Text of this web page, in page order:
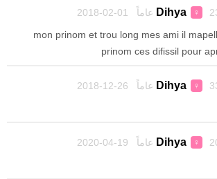
Dihya ♀ 02-2018
mon prinom et trou long mes ami il
prinom ces difissil pour
Dihya ♀ 12-2018
Dihya ♀ 04-2020